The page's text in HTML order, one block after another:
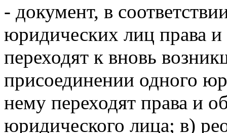
- документ, в
юридических лиц права и
переходят к вновь
присоединении одного
нему переходят права и
юридического лица; в)